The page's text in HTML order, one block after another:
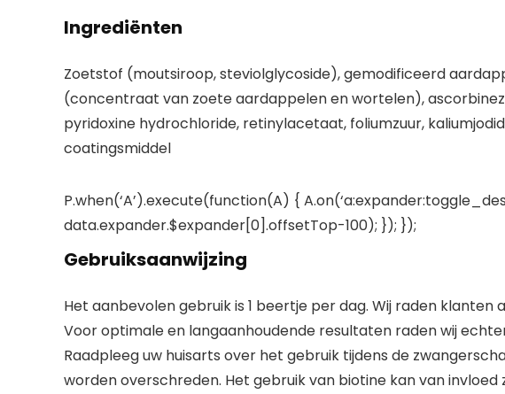
Ingrediënten
Zoetstof (moutsiroop, steviolglycoside), gemodificeerd
(concentraat van zoete aardappelen en wortelen),
pyridoxine hydrochloride, retinylacetaat, foliumzuur,
coatingsmiddel
P.when(‘A’).execute(function(A) {
data.expander.$expander[0].offsetTop-100); }); });
Gebruiksaanwijzing
Het aanbevolen gebruik is 1 beertje per dag. Wij raden
Voor optimale en langaanhoudende resultaten raden wij
Raadpleeg uw huisarts over het gebruik tijdens de
worden overschreden. Het gebruik van biotine kan van